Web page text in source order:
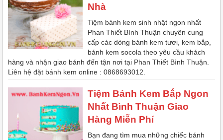
Nhà
Tiệm bánh kem sinh nhật ngon nhất
Phan Thiết Bình Thuận chuyên cung
cấp các dòng bánh kem tươi, kem bắp,
bánh kem socola theo yêu cầu khách
hàng và nhận giao bánh đến tận nơi tại Phan Thiết Bình Thuận.
Liên hệ đặt bánh kem online : 0868693012.
Tiệm Bánh Kem Bắp Ngon
Nhất Bình Thuận Giao
Hàng Miễn Phí
Bạn đang tìm mua những chiếc bánh